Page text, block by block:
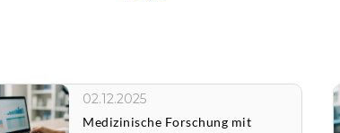
02.12.2025
Medizinische Forschung mit